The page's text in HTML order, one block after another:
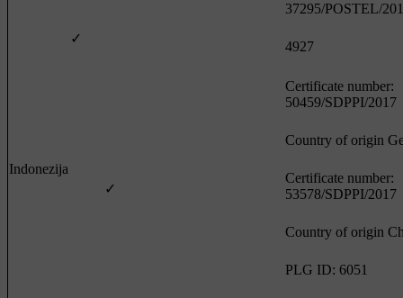
Indonezija
✓
37295/POSTEL/
4927
✓
Certificate number:
50459/SDPPI/2017
Country of origin
Certificate number:
53578/SDPPI/2017
Country of origin
PLG ID: 6051